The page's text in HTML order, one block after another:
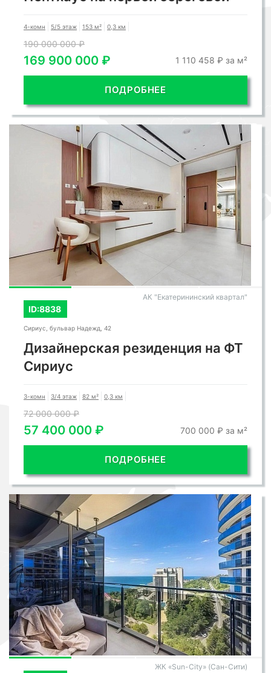
4-комн 5/5 этаж 153 м² 0,3 км
190 000 000 ₽
169 900 000 ₽ 1 110 458 ₽ за м²
ПОДРОБНЕЕ
ID:8838
АК "Екатерининский квартал"
Сириус, бульвар Надежд, 42
Дизайнерская резиденция на ФТ
Сириус
3-комн 3/4 этаж 82 м² 0,3 км
72 000 000 ₽
57 400 000 ₽ 700 000 ₽ за м²
ПОДРОБНЕЕ
ЖК «Sun-City» (Сан-Сити)